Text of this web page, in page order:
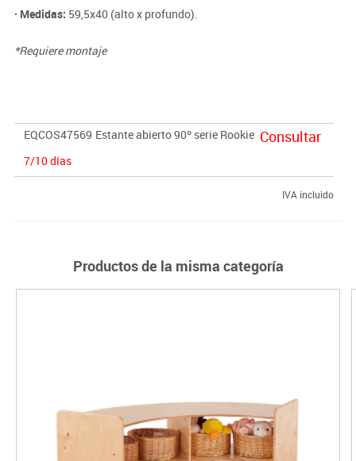
· Medidas: 59,5x40 (alto x profundo).
*Requiere montaje
EQCOS47569 Estante abierto 90º serie Rookie
7/10 días
Consultar
IVA incluido
Productos de la misma categoría